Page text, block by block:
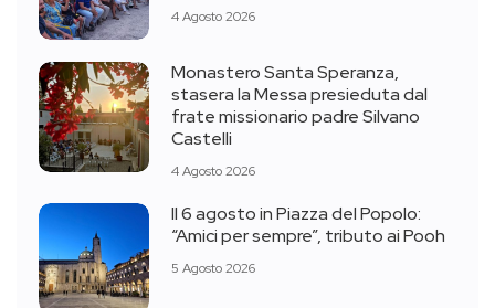
4 Agosto 2026
Monastero Santa Speranza,
stasera la Messa presieduta dal
frate missionario padre Silvano
Castelli
4 Agosto 2026
Il 6 agosto in Piazza del Popolo:
“Amici per sempre”, tributo ai Pooh
5 Agosto 2026